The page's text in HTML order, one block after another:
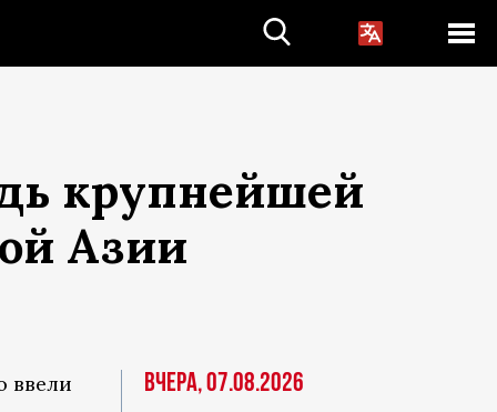
крупнейшей
Азии
ввели
Вчера, 07.08.2026